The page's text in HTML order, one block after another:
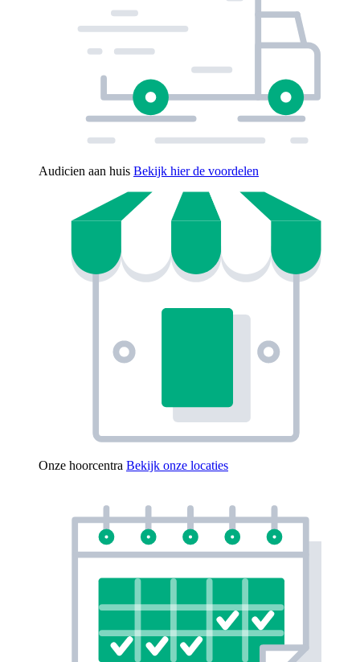
Audicien aan huis Bekijk hier de voordelen
Onze hoorcentra Bekijk onze locaties